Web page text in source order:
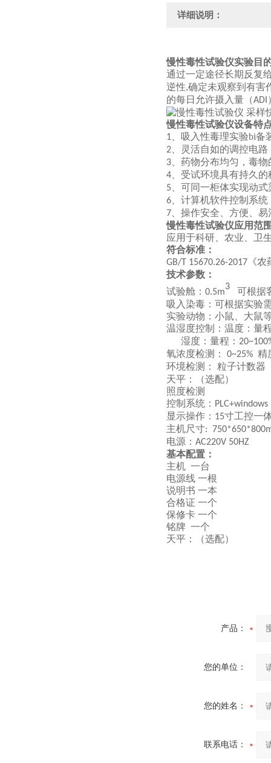
详细说明：
慢性毒性试验仪实验目
通过一定途径长期反复
逆性,确定未观察到有害
的每日允许摄入量（ADI
慢性毒性试验仪设备特
1 、吸入性毒理实验bi备
2 、灵活自如的调控电
3 、药物分布均匀，毒
4 、受试环境具有持久
5 、可同一柜体实现动
6 、计算机软件控制系
7 、操作安全、方便、易
慢性毒性试验仪应用范
应用于科研、农业、卫
符合标准：
GB/T 15670.26-2017 《
技术参数：
试验舱： 0.5m
3 可根据
吸入染毒：可根据实验
实验动物：小鼠、大鼠
温湿度控制：温度：量
湿度：量程：
氧浓度检测： 0~25% 精
环境检测：
粒子计数器
天平：（选配）
照度检测
控制系统： PLC+windows
显示操作： 15寸工控一
主机尺寸:
电源： AC220V 50HZ
基本配置：
主机 一台
电源线 一根
说明书 一本
合格证 一个
保修卡 一个
铭牌 一个
天平：（选配）
产品：
您的单位：
您的姓名：
联系电话：